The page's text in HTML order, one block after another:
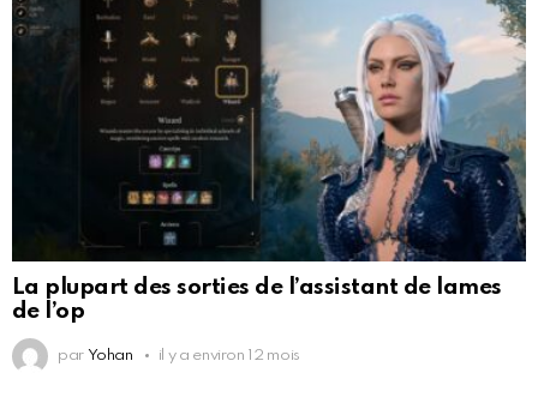
La plupart des sorties de l’assistant de lames
de l’op
par Yohan il y a environ 12 mois